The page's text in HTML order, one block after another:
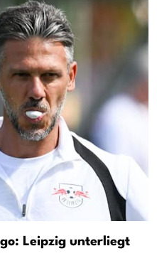
Leipzig unterliegt